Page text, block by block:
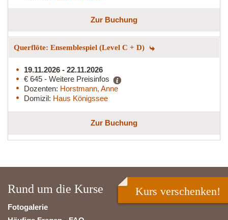
Zur Buchung
Querflöte: Ensemblespiel (Level C + D)
19.11.2026 - 22.11.2026
€ 645 - Weitere Preisinfos
Dozenten: Horstmann, Anne
Domizil: Haus Königssee
Zur Buchung
Rund um die Kurse
Fotogalerie
Kurs verschenken!